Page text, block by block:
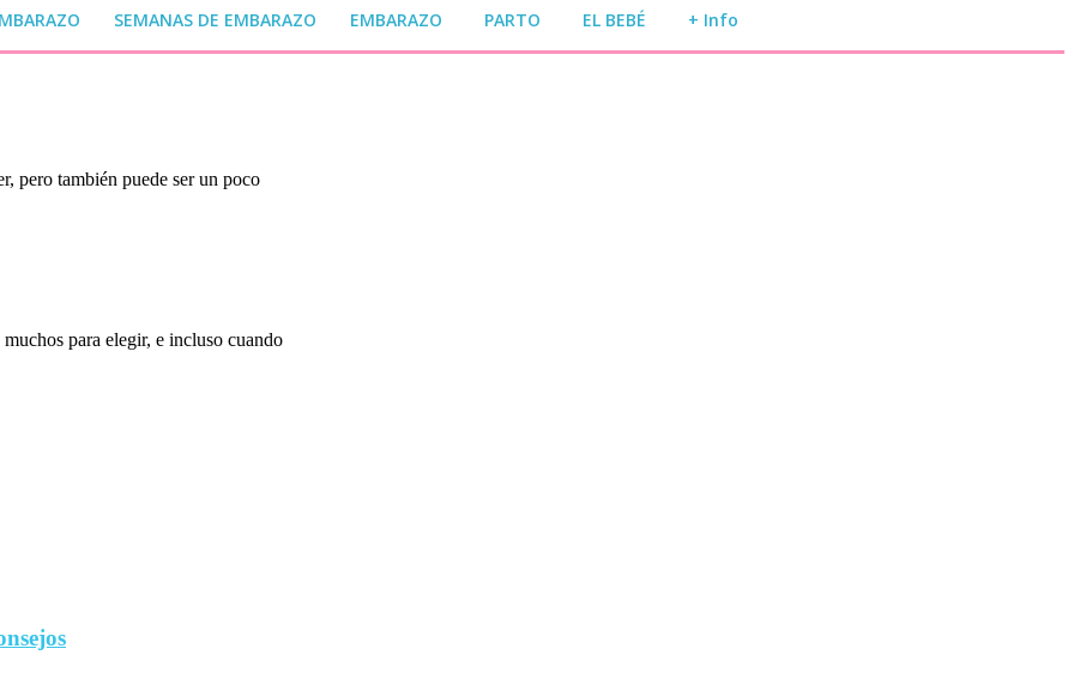
SEMANAS DE EMBARAZO EMBARAZO PARTO EL BEBÉ + Info
pero también puede ser un poco
para elegir, e incluso cuando